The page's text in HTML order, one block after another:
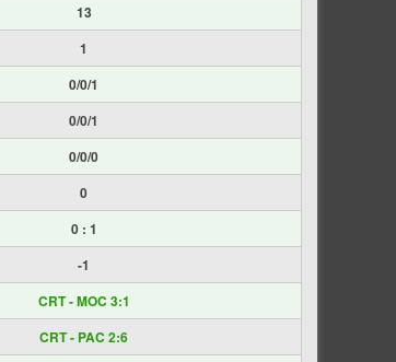
13
1
0/0/1
0/0/1
0/0/0
0
0 : 1
-1
CRT - MOC 3:1
CRT - PAC 2:6